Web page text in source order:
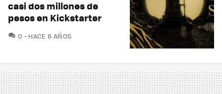
casi dos millones de
pesos en Kickstarter
0 COMENTARIOS
HACE 6 AÑOS